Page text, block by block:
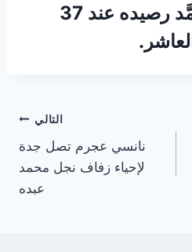
على التوالي، ليتجمَّد رصيده عند 37
التالي
نانسي عجرم تصل جدة
لإحياء زفاف نجل محمد
عبده